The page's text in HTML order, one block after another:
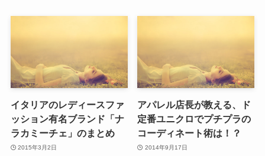
イタリアのレディースファ
ッション有名ブランド「ナ
ラカミーチェ」のまとめ
2015年3月2日
アパレル店長が教える、ド
定番ユニクロでプチプラの
コーディネート術は！？
2014年9月17日